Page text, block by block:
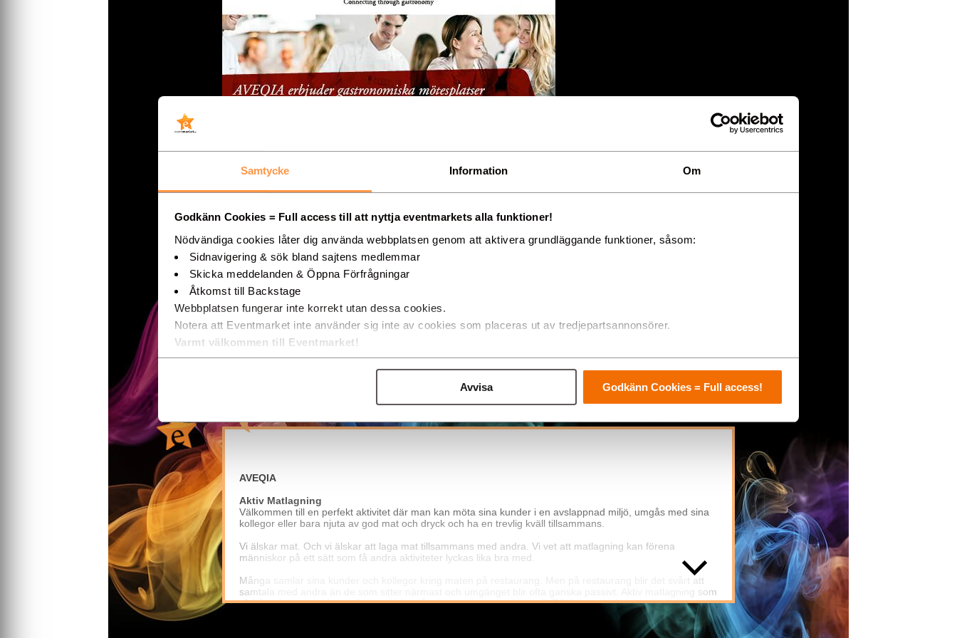
Samtycke Information Om
Godkänn Cookies = Full access till att nyttja eventmarkets alla funktioner!
Nödvändiga cookies låter dig använda webbplatsen genom att aktivera grundläggande funktioner, såsom:
Sidnavigering & sök bland sajtens medlemmar
Skicka meddelanden & Öppna Förfrågningar
Åtkomst till Backstage
Webbplatsen fungerar inte korrekt utan dessa cookies.
Notera att Eventmarket inte använder sig inte av cookies som placeras ut av tredjepartsannonsörer.
Varmt välkommen till Eventmarket!
Avvisa Godkänn Cookies = Full access!
KONTAKT
Aveqia
Nordenflychtsvägen 62
Stockholm
Stockholms Län
08-37 85 60
AVEQIA
Aktiv Matlagning
Välkommen till en perfekt aktivitet där man kan möta sina kunder i en avslappnad miljö, umgås med sina
kollegor eller bara njuta av god mat och dryck och ha en trevlig kväll tillsammans.
Vi älskar mat. Och vi älskar att laga mat tillsammans med andra. Vi vet att matlagning kan förena
människor på ett sätt som få andra aktiviteter lyckas lika bra med.
Många samlar sina kunder och kollegor kring maten på restaurang. Men på restaurang blir det svårt att
samtala med andra än de som sitter närmast och umgänget blir ofta ganska passivt. Aktiv matlagning som
aktivitet däremot passar alla människor, årstider, väder och kläder. AVEQIA är en lyxkrog samtidigt som